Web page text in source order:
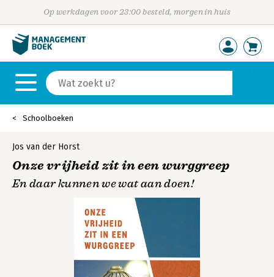
Op werkdagen voor 23:00 besteld, morgen in huis
Schoolboeken
Jos van der Horst
Onze vrijheid zit in een wurggreep
En daar kunnen we wat aan doen!